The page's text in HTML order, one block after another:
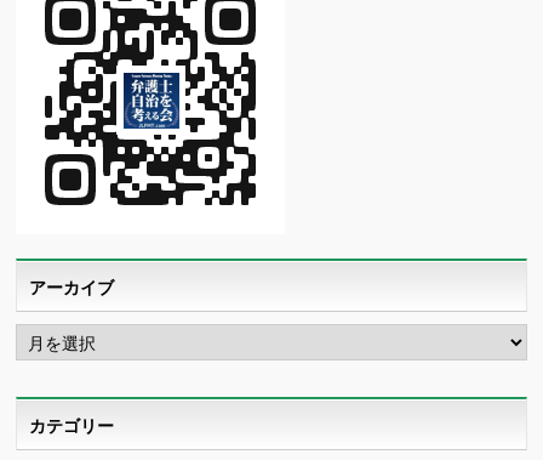
アーカイブ
ア
ー
カ
カテゴリー